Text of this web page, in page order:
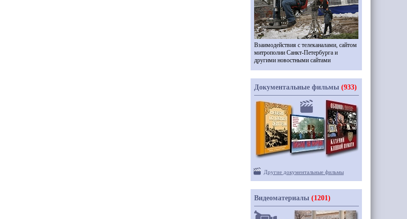
Взаимодействия с телеканалами, сайтом
митрополии Санкт-Петербурга и
другими новостными сайтами
Документальные фильмы (933)
Другие документальные фильмы
Видеоматериалы (1201)